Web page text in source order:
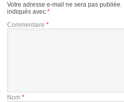
Votre adresse e-mail ne sera pas publiée.
indiqués avec *
Commentaire *
Nom *